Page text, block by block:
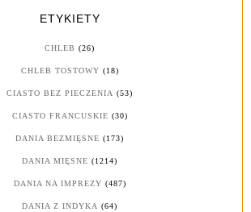
ETYKIETY
CHLEB (26)
CHLEB TOSTOWY (18)
CIASTO BEZ PIECZENIA (53)
CIASTO FRANCUSKIE (30)
DANIA BEZMIĘSNE (173)
DANIA MIĘSNE (1214)
DANIA NA IMPREZY (487)
DANIA Z INDYKA (64)